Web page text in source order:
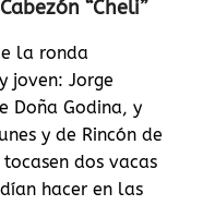
“Cheli”
la ronda
joven: Jorge
Doña Godina, y
y de Rincón de
dos vacas
hacer en las